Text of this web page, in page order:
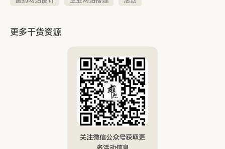
更多干货资源
关注微信公众号获取更